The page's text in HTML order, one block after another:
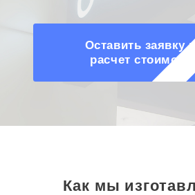
Оставить заявку
расчет стоимости
Как мы